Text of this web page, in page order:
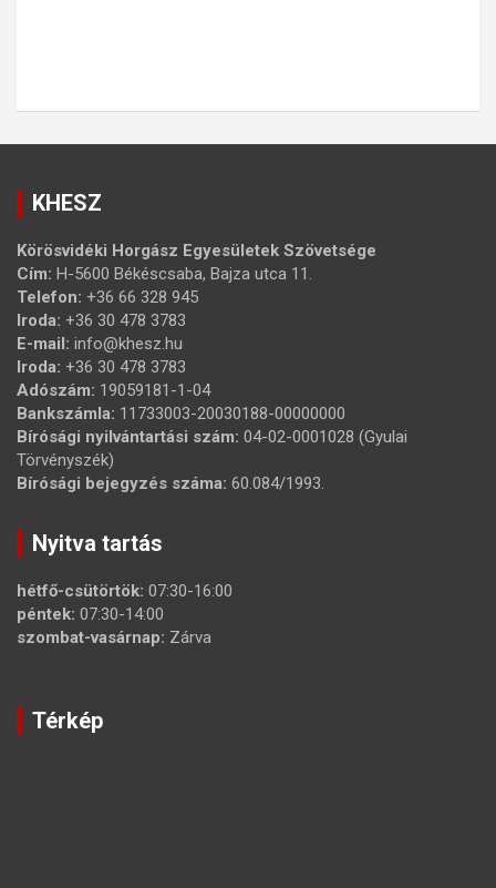
KHESZ
Körösvidéki Horgász Egyesületek Szövetsége
Cím: H-5600 Békéscsaba, Bajza utca 11.
Telefon: +36 66 328 945
Iroda: +36 30 478 3783
E-mail: info@khesz.hu
Iroda: +36 30 478 3783
Adószám: 19059181-1-04
Bankszámla: 11733003-20030188-00000000
Bírósági nyilvántartási szám: 04-02-0001028 (Gyulai
Törvényszék)
Bírósági bejegyzés száma: 60.084/1993.
Nyitva tartás
hétfő-csütörtök: 07:30-16:00
péntek: 07:30-14:00
szombat-vasárnap: Zárva
Térkép